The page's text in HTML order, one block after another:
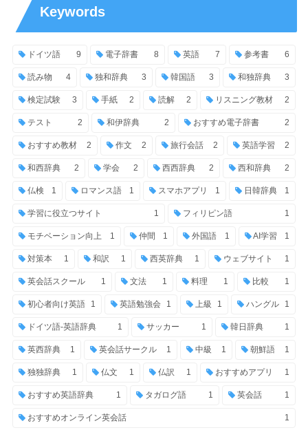
Keywords
ドイツ語 9 電子辞書 8 英語 7 参考書 6
読み物 4 独和辞典 3 韓国語 3 和独辞典 3
検定試験 3 手紙 2 読解 2 リスニング教材 2
テスト 2 和伊辞典 2 おすすめ電子辞書 2
おすすめ教材 2 作文 2 旅行会話 2 英語学習 2
和西辞典 2 学会 2 西西辞典 2 西和辞典 2
仏検 1 ロマンス語 1 スマホアプリ 1 日韓辞典 1
学習に役立つサイト 1 フィリピン語 1
モチベーション向上 1 仲間 1 外国語 1 AI学習 1
対策本 1 和訳 1 西英辞典 1 ウェブサイト 1
英会話スクール 1 文法 1 料理 1 比較 1
初心者向け英語 1 英語勉強会 1 上級 1 ハングル 1
ドイツ語-英語辞典 1 サッカー 1 韓日辞典 1
英西辞典 1 英会話サークル 1 中級 1 朝鮮語 1
独独辞典 1 仏文 1 仏訳 1 おすすめアプリ 1
おすすめ英語辞典 1 タガログ語 1 英会話 1
おすすめオンライン英会話 1